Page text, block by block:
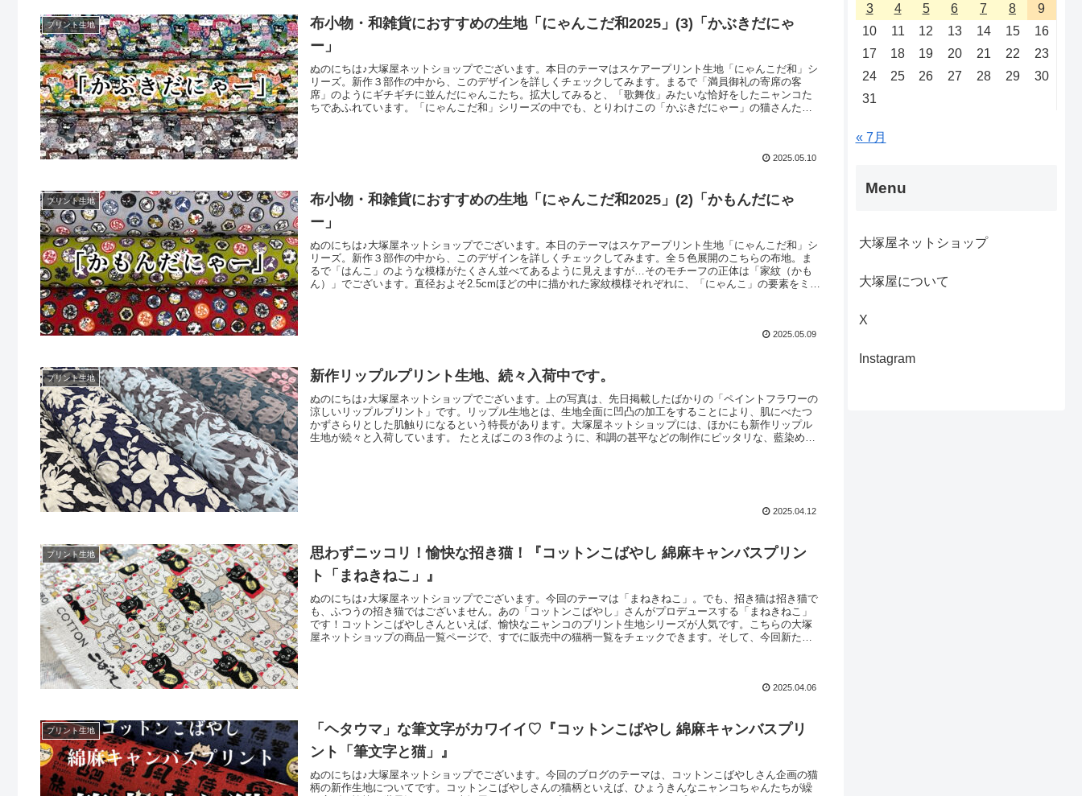
プリント生地
布小物・和雑貨におすすめの生地「にゃんこだ和2025」(3)「かぶきだにゃ
ー」
ぬのにちは♪大塚屋ネットショップでございます。本日のテーマはスケアープリント生地「にゃんこだ和」シ
リーズ。新作３部作の中から、このデザインを詳しくチェックしてみます。まるで「満員御礼の寄席の客
席」のようにギチギチに並んだにゃんこたち。拡大してみると、「歌舞伎」みたいな恰好をしたニャンコた
ちであふれています。「にゃんこだ和」シリーズの中でも、とりわけこの「かぶきだにゃー」の猫さんたち
2025.05.10
プリント生地
布小物・和雑貨におすすめの生地「にゃんこだ和2025」(2)「かもんだにゃ
ー」
ぬのにちは♪大塚屋ネットショップでございます。本日のテーマはスケアープリント生地「にゃんこだ和」シ
リーズ。新作３部作の中から、このデザインを詳しくチェックしてみます。全５色展開のこちらの布地。ま
るで「はんこ」のような模様がたくさん並べてあるように見えますが…そのモチーフの正体は「家紋（かも
ん）」でございます。直径およそ2.5cmほどの中に描かれた家紋模様それぞれに、「にゃんこ」の要素をミッ
2025.05.09
プリント生地 新作リップルプリント生地、続々入荷中です。
ぬのにちは♪大塚屋ネットショップでございます。上の写真は、先日掲載したばかりの「ペイントフラワーの
涼しいリップルプリント」です。リップル生地とは、生地全面に凹凸の加工をすることにより、肌にべたつ
かずさらりとした肌触りになるという特長があります。大塚屋ネットショップには、ほかにも新作リップル
生地が続々と入荷しています。 たとえばこの３作のように、和調の甚平などの制作にピッタリな、藍染め風
2025.04.12
プリント生地
思わずニッコリ！愉快な招き猫！『コットンこばやし 綿麻キャンバスプリン
ト「まねきねこ」』
ぬのにちは♪大塚屋ネットショップでございます。今回のテーマは「まねきねこ」。でも、招き猫は招き猫で
も、ふつうの招き猫ではございません。あの「コットンこばやし」さんがプロデュースする「まねきねこ」
です！コットンこばやしさんといえば、愉快なニャンコのプリント生地シリーズが人気です。こちらの大塚
屋ネットショップの商品一覧ページで、すでに販売中の猫柄一覧をチェックできます。そして、今回新たに
2025.04.06
プリント生地
「ヘタウマ」な筆文字がカワイイ♡『コットンこばやし 綿麻キャンバスプリ
ント「筆文字と猫」』
ぬのにちは♪大塚屋ネットショップでございます。今回のブログのテーマは、コットンこばやしさん企画の猫
柄の新作生地についてです。コットンこばやしさんの猫柄といえば、ひょうきんなニャンコちゃんたちが繰
3
4 5 6 7 8
9
10
11 12 13 14 15
16
17
18 19 20 21 22
23
24
25 26 27 28 29
30
31
« 7月
Menu
大塚屋ネットショップ
大塚屋について
X
Instagram